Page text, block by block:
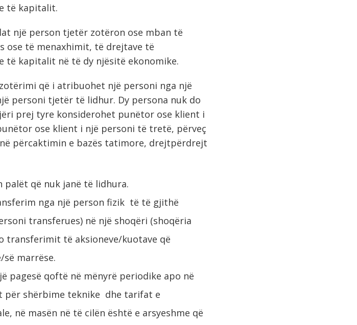
të kapitalit.
një person tjetër zotëron ose mban të
ose të menaxhimit, të drejtave të
të kapitalit në të dy njësitë ekonomike.
që i atribuohet një personi nga një
personi tjetër të lidhur. Dy persona nuk do
prej tyre konsiderohet punëtor ose klient i
ose klient i një personi të tretë, përveç
përcaktimin e bazës tatimore, drejtpërdrejt
që nuk janë të lidhura.
nga një person fizik të të gjithë
transferues) në një shoqëri (shoqëria
transferimit të aksioneve/kuotave që
marrëse.
pagesë qoftë në mënyrë periodike apo në
për shërbime teknike dhe tarifat e
në masën në të cilën është e arsyeshme që